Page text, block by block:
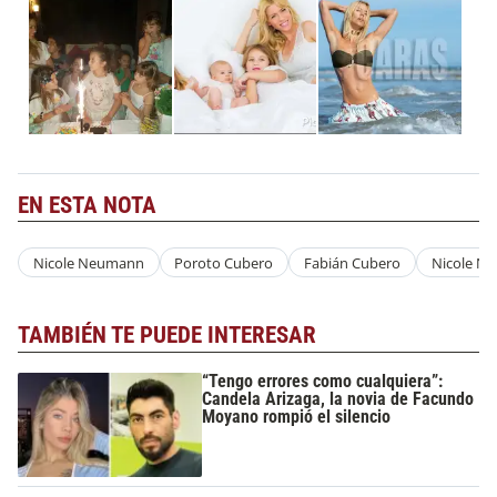
EN ESTA NOTA
Nicole Neumann Poroto Cubero Fabián Cubero Nicole
TAMBIÉN TE PUEDE INTERESAR
“Tengo errores como cualquiera”:
Candela Arizaga, la novia de Facundo
Moyano rompió el silencio